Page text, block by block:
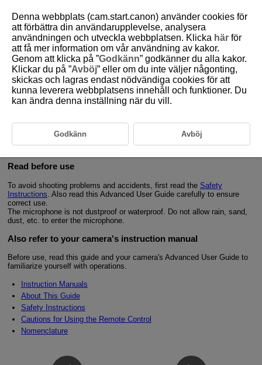
D403-002
Introduction
The Wireless Remote Control BR-E2is a wireless remote controller that
camera to be operated wirelessly.
For information on the supported cameras, refer to the Canon Web site, etc.
Read before use
To avoid shooting problems and accidents, first read the Safety
Instructions . Also read this Advanced User Guide carefully to ensure
correct use.
The microphone is not dustproof or waterproof. Do not allow rain, sand,
dust, etc. to enter the microphone.
Also refer to your camera's instruction manual
Before use, read this guide and your camera's Advanced User Guide to
familiarize yourself with operations.
Instruction Manuals
About This Guide
Safety Instructions
Cautions for Using the Remote Control
Nomenclature
Denna webbplats (cam.start.canon) använder cookies för
att förbättra din användarupplevelse, analysera
användningen och utveckla webbplatsen. Klicka här för
att få mer information om vår användning av kakor.
Genom att klicka på ”Godkänn” godkänner du alla kakor.
Klickar du på ”Avböj” eller om du inte väljer någonting,
skickas och lagras endast nödvändiga cookies för att
kunna leverera webbplatsens innehåll och funktioner. Du
kan ändra denna inställning när du vill.
Godkänn Avböj